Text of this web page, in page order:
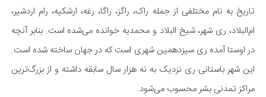
تاریخ به نام مختلفی از جمله راک، راگز، راگا، رغه، ارشکیه، رام اردشیر،
ام‌البلاد، ری شهر، شیخ البلاد و محمدیه خوانده می‌شده است. بنابر آنچه
در اوستا آمده ری سیزدهمین شهری است که در جهان ساخته شده‌ است.
این شهر باستانی ری نزدیک به نه هزار سال سابقه داشته و از بزرگ‌ترین
مراکز تمدنی بشر محسوب می‌شود.